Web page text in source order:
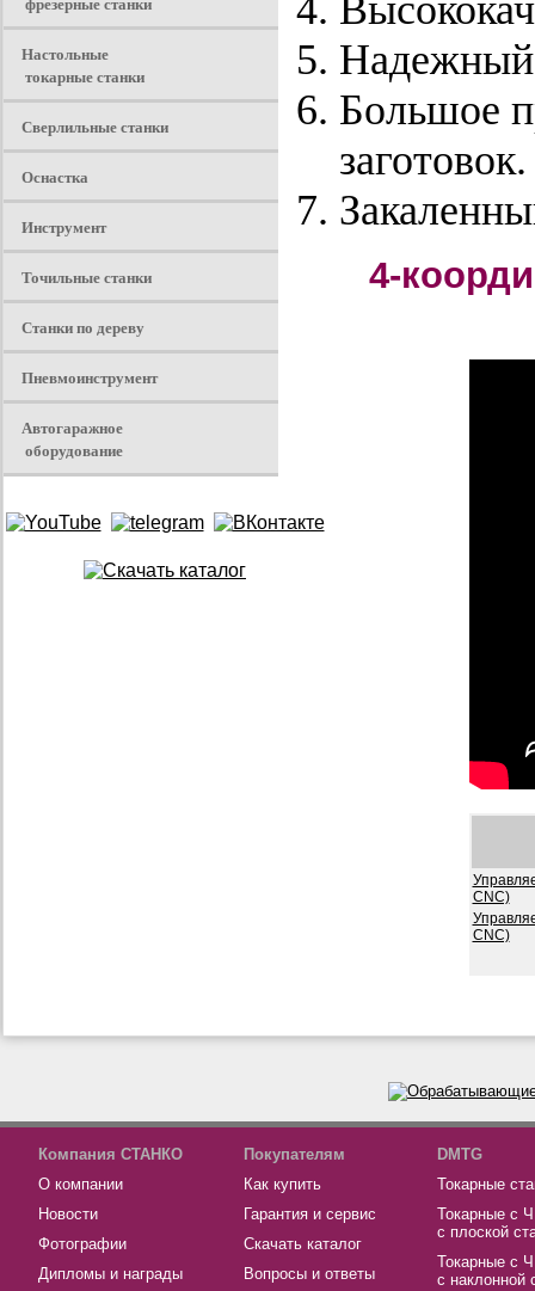
Настольные
токарные станки
Сверлильные станки
Оснастка
Инструмент
Точильные станки
Станки по дереву
Пневмоинструмент
Автогаражное
оборудование
Надежный
Большое
заготовок.
4-
CNC)
CNC)
Компания СТАНКО
О компании
Новости
Фотографии
Дипломы и награды
Покупателям
Как купить
Гарантия и сервис
Скачать каталог
Вопросы и ответы
DMTG
Токарные
Токарные с
с плоской
Токарные с
с наклонной